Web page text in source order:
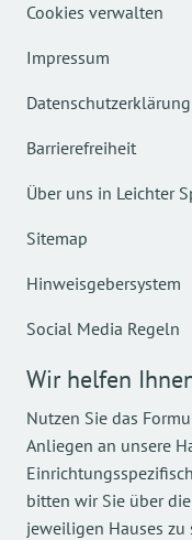
Cookies verwalten
Impressum
Datenschutzerklärung
Barrierefreiheit
Über uns in Leichter
Sitemap
Hinweisgebersystem
Social Media Regeln
Wir helfen
Nutzen Sie das
Anliegen an unsere
bitten wir Sie über
jeweiligen Hauses zu